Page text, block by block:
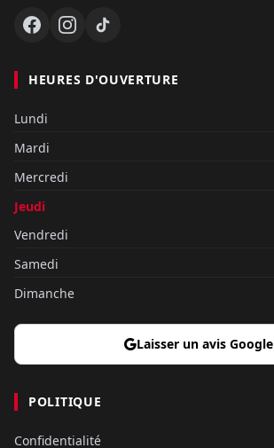
HEURES D'OUVERTURE
Lundi
Mardi
Mercredi
Jeudi
Vendredi
Samedi
Dimanche
Laisser un avis Google
POLITIQUE
Confidentialité